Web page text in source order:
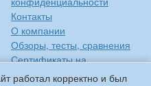
работал корректно и был
Контакты
О компании
Обзоры, тесты, сравнения
Сертификаты на
продукцию